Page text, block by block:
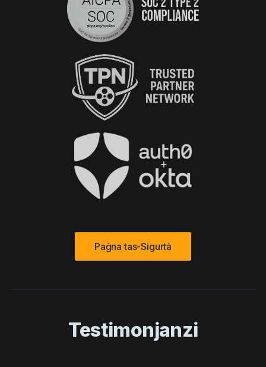
Paġna tas-Sigurtà
Testimonjanzi